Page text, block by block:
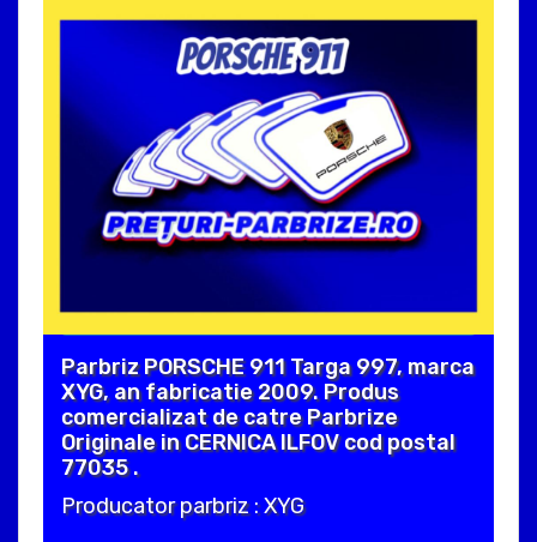
Parbriz PORSCHE 911 Targa 997, marca
XYG, an fabricatie 2009. Produs
comercializat de catre Parbrize
Originale in CERNICA ILFOV cod postal
77035 .
Producator parbriz : XYG